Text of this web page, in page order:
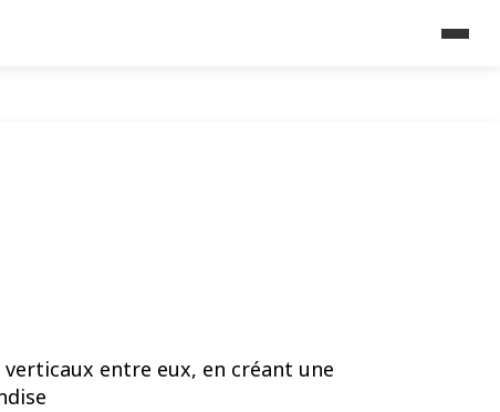
entre eux, en créant une